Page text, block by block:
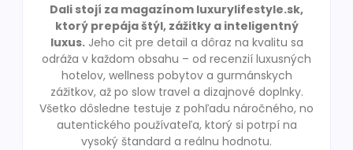
Dali stojí za magazínom luxurylifestyle.sk,
ktorý prepája štýl, zážitky a inteligentný
luxus.Jeho cit pre detail a dôraz na kvalitu sa
odráža v každom obsahu – od recenzií luxusných
hotelov, wellness pobytov a gurmánskych
zážitkov, až po slow travel a dizajnové doplnky.
Všetko dôsledne testuje z pohľadu náročného, no
autentického používateľa, ktorý si potrpí na
vysoký štandard a reálnu hodnotu.